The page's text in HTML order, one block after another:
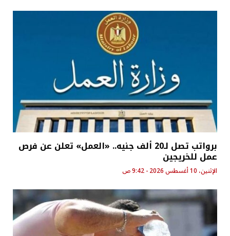
برواتب تصل لـ20 ألف جنيه.. «العمل» تعلن عن فرص
عمل للخريجين
الإثنين، 10 أغسطس 2026 - 9:42 ص